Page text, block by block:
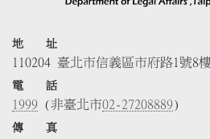
地 址
110204 臺北市信義區市府路1號8
電 話
1999 (非臺北市02-27208889)
傳 真